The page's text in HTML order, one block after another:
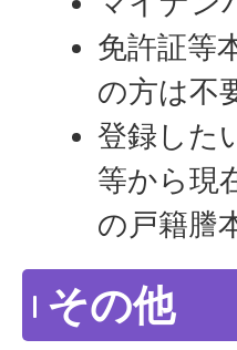
免許証等
の方は不
登録した
等から現
の戸籍謄
その他